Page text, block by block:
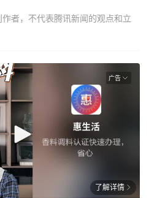
者，不代表腾讯新闻的观点和立
广告
了解详情